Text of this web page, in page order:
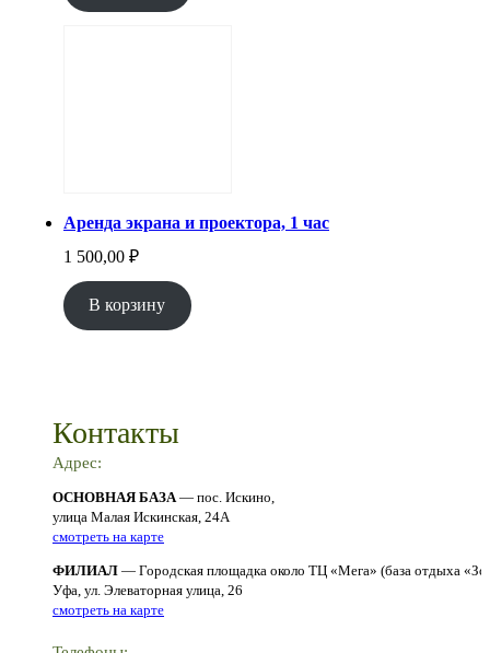
Аренда экрана и проектора, 1 час
1 500,00 ₽
В корзину
Контакты
Адрес:
ОСНОВНАЯ БАЗА — пос. Искино,
улица Малая Искинская, 24А
смотреть на карте
ФИЛИАЛ — Городская площадка около ТЦ «Мега» (база отдыха
Уфа, ул. Элеваторная улица, 26
смотреть на карте